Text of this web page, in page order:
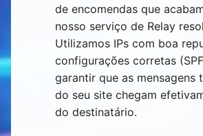
de encomendas que
nosso serviço de Relay
Utilizamos IPs com boa
configurações corretas
garantir que as mensagens
do seu site chegam
do destinatário.